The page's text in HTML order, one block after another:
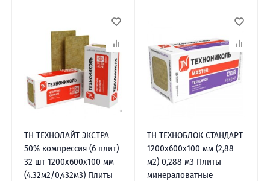
ТН ТЕХНОЛАЙТ ЭКСТРА
50% компрессия (6 плит)
32 шт 1200х600х100 мм
(4.32м2/0,432м3) Плиты
ТН ТЕХНОБЛОК СТАНДАРТ
1200х600х100 мм (2,88
м2) 0,288 м3 Плиты
минераловатные